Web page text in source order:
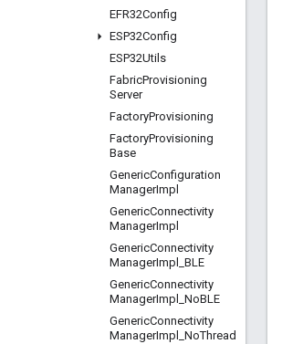
EFR32Config
ESP32Config
ESP32Utils
FabricProvisioning
Server
FactoryProvisioning
FactoryProvisioning
Base
GenericConfiguration
ManagerImpl
GenericConnectivity
ManagerImpl
GenericConnectivity
ManagerImpl
BLE
GenericConnectivity
ManagerImpl NoBLE
GenericConnectivity
ManagerImpl NoThread